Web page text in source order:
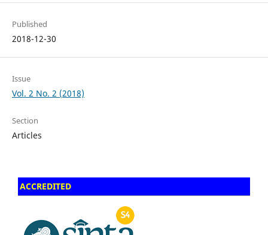
Published
2018-12-30
Issue
Vol. 2 No. 2 (2018)
Section
Articles
ACCREDITED